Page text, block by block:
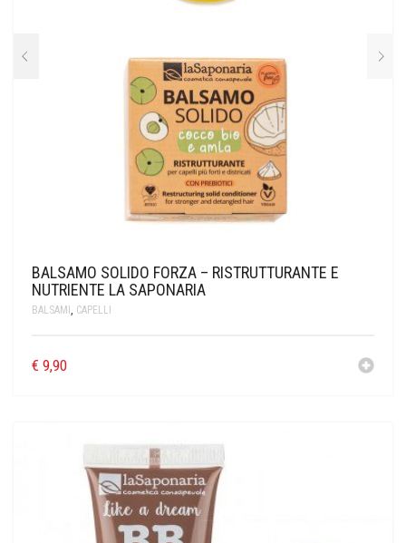
BALSAMO SOLIDO FORZA – RISTRUTTURANTE E
NUTRIENTE LA SAPONARIA
BALSAMI , CAPELLI
€ 9,90